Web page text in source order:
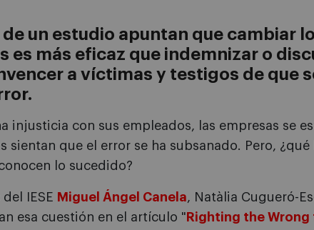
un estudio apuntan que cambiar
es más eficaz que indemnizar o
a víctimas y testigos de que
injusticia con sus empleados, las empresas se
sientan que el error se ha subsanado. Pero, ¿qué
lo sucedido?
IESE Miguel Ángel Canela, Natàlia Cugueró-
esa cuestión en el artículo " Righting the Wrong